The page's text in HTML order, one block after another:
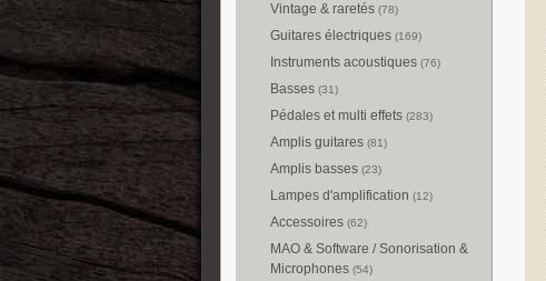
Vintage & raretés (78)
Guitares électriques (169)
Instruments acoustiques (76)
Basses (31)
Pédales et multi effets (283)
Amplis guitares (81)
Amplis basses (23)
Lampes d'amplification (12)
Accessoires (62)
MAO & Software / Sonorisation &
Microphones (54)